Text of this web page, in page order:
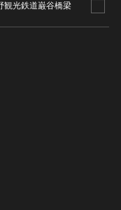
観光鉄道巌谷橋梁